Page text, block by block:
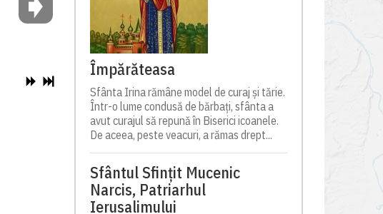
Împărăteasa
Sfânta Irina rămâne model de curaj și tărie.
Într-o lume condusă de bărbați, sfânta a
avut curajul să repună în Biserici icoanele.
De aceea, peste veacuri, a rămas drept...
Sfântul Sfinţit Mucenic
Narcis, Patriarhul
Ierusalimului